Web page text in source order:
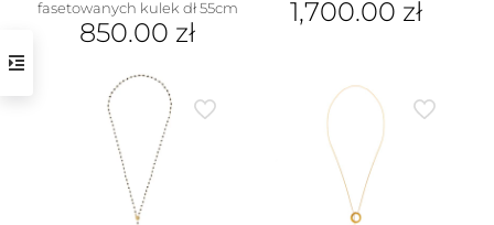
fasetowanych kulek dł 55cm
850.00 zł
1,700.00 zł